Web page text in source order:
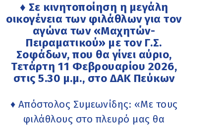
♦ Σε κινητοποίηση η μεγάλη
οικογένεια των φιλάθλων για τον
αγώνα των «Μαχητών-
Πειραματικού» με τον Γ.Σ.
Σοφάδων, που θα γίνει αύριο,
Τετάρτη 11 Φεβρουαρίου 2026,
στις 5.30 μ.μ., στο ΔΑΚ Πεύκων
♦ Απόστολος Συμεωνίδης: «Με τους
φιλάθλους στο πλευρό μας θα